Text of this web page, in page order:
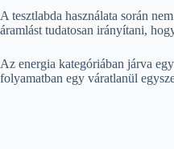
A tesztlabda használata során
áramlást tudatosan irányítani,
Az energia kategóriában járva
folyamatban egy váratlanül